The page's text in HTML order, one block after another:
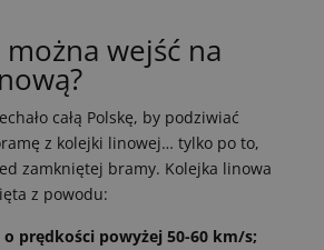
wejść na
całą Polskę, by podziwiać
z kolejki linowej… tylko po to,
zamkniętej bramy. Kolejka linowa
z powodu:
prędkości powyżej 50-60 km/s;